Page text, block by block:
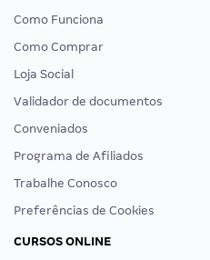
Como Funciona
Como Comprar
Loja Social
Validador de documentos
Conveniados
Programa de Afiliados
Trabalhe Conosco
Preferências de Cookies
CURSOS ONLINE